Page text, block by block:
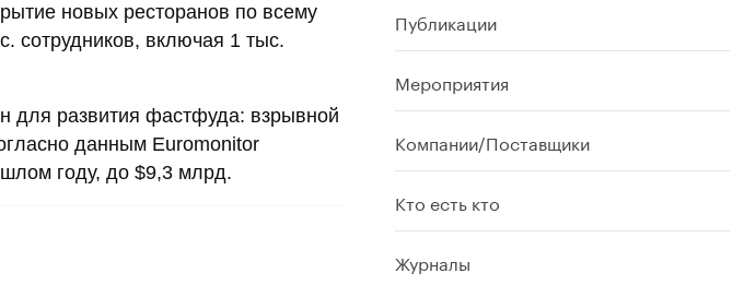
новых ресторанов по всему
сотрудников, включая 1 тыс.
для развития фастфуда: взрывной
данным Euromonitor
году, до $9,3 млрд.
Публикации
Мероприятия
Компании/Поставщики
Кто есть кто
Журналы